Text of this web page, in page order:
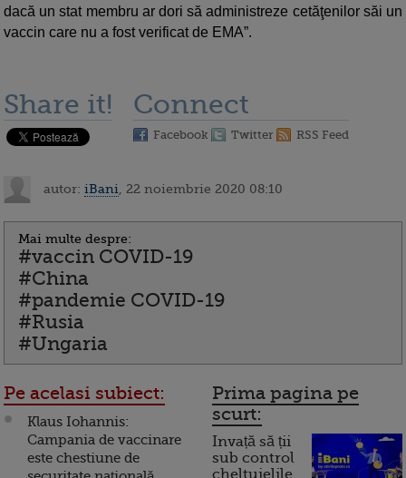
dacă un stat membru ar dori să administreze cetăţenilor săi un
vaccin care nu a fost verificat de EMA”.
Share it! Connect
Facebook Twitter RSS Feed
autor: iBani , 22 noiembrie 2020 08:10
Mai multe despre:
#vaccin COVID-19
#China
#pandemie COVID-19
#Rusia
#Ungaria
Pe acelasi subiect:
Klaus Iohannis:
Campania de vaccinare
este chestiune de
Prima pagina pe
scurt:
Invață să ții
sub control
cheltuielile